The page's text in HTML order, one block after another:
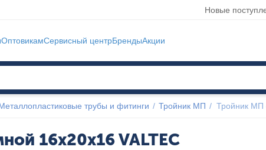
Новые
ОптовикамСервисный центрБрендыАкции
трубы и фитинги / Тройник МП / Тройник МП
16x20x16 VALTEC